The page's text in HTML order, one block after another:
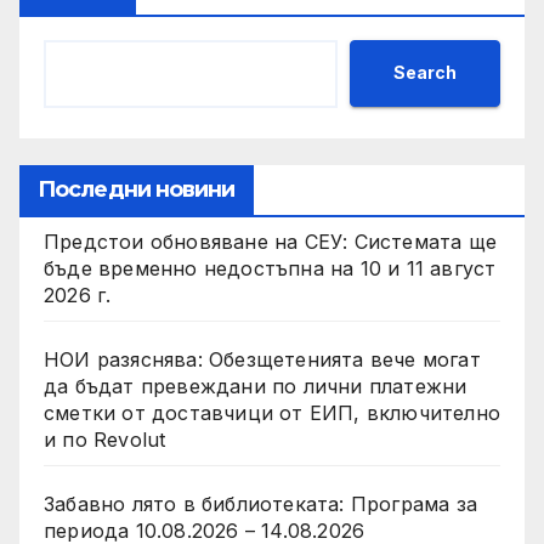
Search
Последни новини
Предстои обновяване на СЕУ: Системата ще
бъде временно недостъпна на 10 и 11 август
2026 г.
НОИ разяснява: Обезщетенията вече могат
да бъдат превеждани по лични платежни
сметки от доставчици от ЕИП, включително
и по Revolut
Забавно лято в библиотекатa: Програма за
периода 10.08.2026 – 14.08.2026